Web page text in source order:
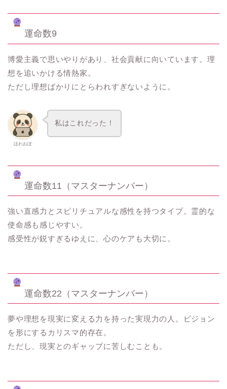
運命数9
博愛主義で思いやりがあり、社会貢献に向いています。理
想を追いかける情熱家。
ただし理想ばかりにとらわれすぎないように。
ほわおぽ
私はこれだった！
運命数11（マスターナンバー）
強い直感力とスピリチュアルな感性を持つタイプ。霊的な
使命感も感じやすい。
感受性が鋭すぎるゆえに、心のケアも大切に。
運命数22（マスターナンバー）
夢や理想を現実に変える力を持った実現力の人。ビジョン
を形にするカリスマ的存在。
ただし、現実とのギャップに苦しむことも。